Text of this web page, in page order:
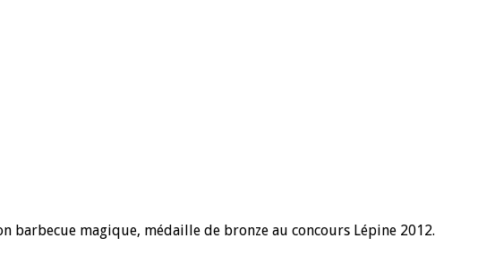
barbecue magique, médaille de bronze au concours Lépine 2012.